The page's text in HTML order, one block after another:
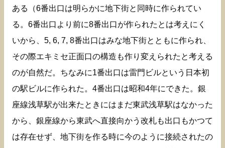
ある（6番出口は明らかに地下街と同時に作られてい
る。6番出口より前に8番出口が作られたとは考えにく
いから、5, 6, 7, 8番出口はみな地下街とともに作られ、
その際エキミセ正面口の構造も作り変えられたと考える
のが自然だ。ちなみに1番出口は雷門ビルという日本初
の駅ビルに作られた。4番出口は昭和4年にできた。銀
座線浅草駅が出来たときにはまだ東武浅草駅はなかった
から、銀座線から東武へ直接向かう改札も出口もかつて
は存在せず、地下街を作る時に今のように接続されたの